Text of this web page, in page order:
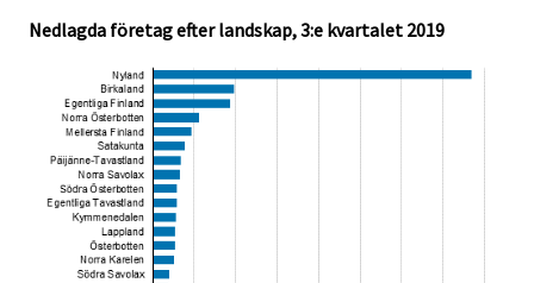
Nedlagda företag efter landskap, 3:e kvartalet 2019